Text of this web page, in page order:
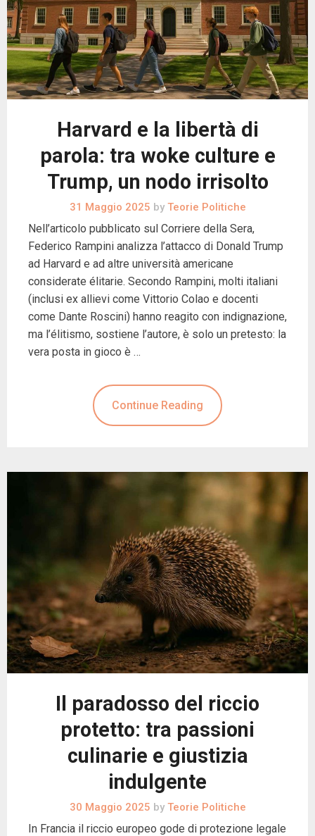
Harvard e la libertà di
parola: tra woke culture e
Trump, un nodo irrisolto
31 Maggio 2025 byTeorie Politiche
Nell’articolo pubblicato sul Corriere della Sera,
Federico Rampini analizza l’attacco di Donald Trump
ad Harvard e ad altre università americane
considerate élitarie. Secondo Rampini, molti italiani
(inclusi ex allievi come Vittorio Colao e docenti
come Dante Roscini) hanno reagito con indignazione,
ma l’élitismo, sostiene l’autore, è solo un pretesto: la
vera posta in gioco è …
Continue Reading
Il paradosso del riccio
protetto: tra passioni
culinarie e giustizia
indulgente
30 Maggio 2025 byTeorie Politiche
In Francia il riccio europeo gode di protezione legale